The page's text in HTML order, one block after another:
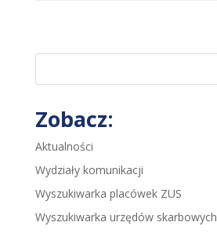
Zobacz:
Aktualności
Wydziały komunikacji
Wyszukiwarka placówek ZUS
Wyszukiwarka urzędów skarbowych